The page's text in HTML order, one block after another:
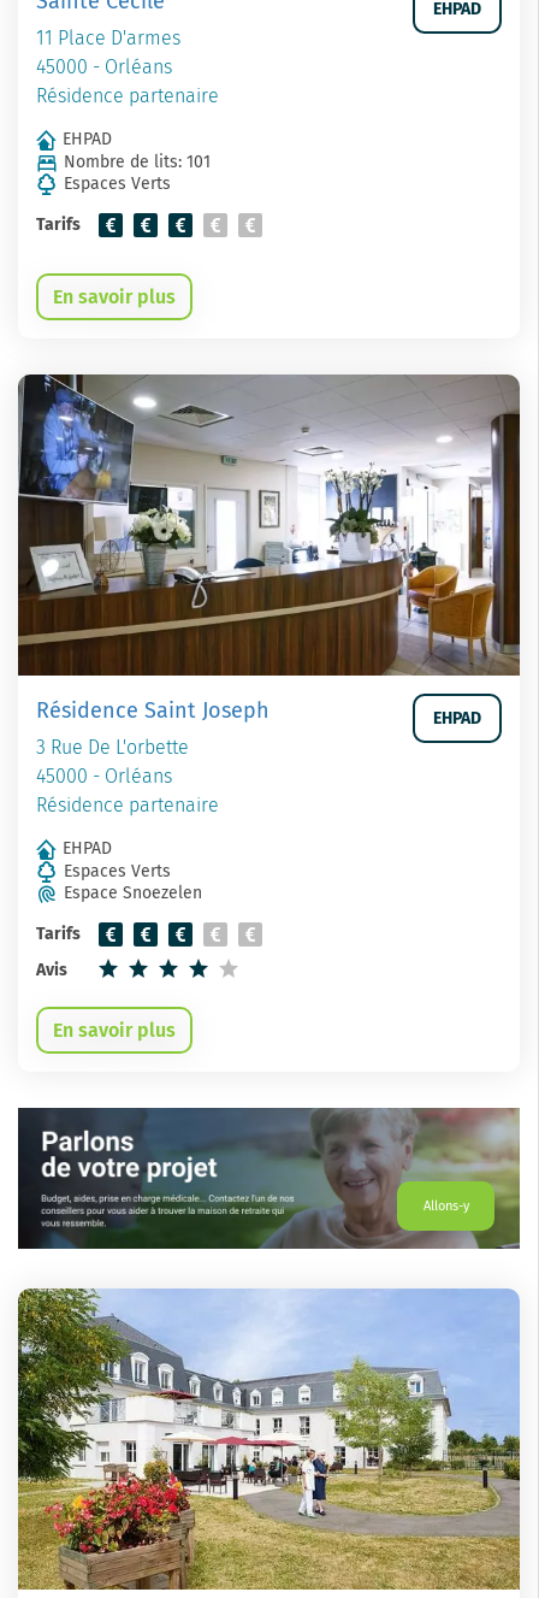
11 Place D'armes
45000 - Orléans
Résidence partenaire
EHPAD
EHPAD
Nombre de lits: 101
Espaces Verts
Tarifs
En savoir plus
Résidence Saint Joseph
3 Rue De L'orbette
45000 - Orléans
Résidence partenaire
EHPAD
EHPAD
Espaces Verts
Espace Snoezelen
Tarifs
Avis
En savoir plus
Allons-y